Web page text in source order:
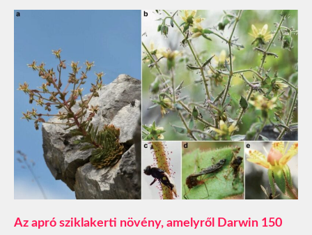
Az apró sziklakerti növény, amelyről Darwin 150